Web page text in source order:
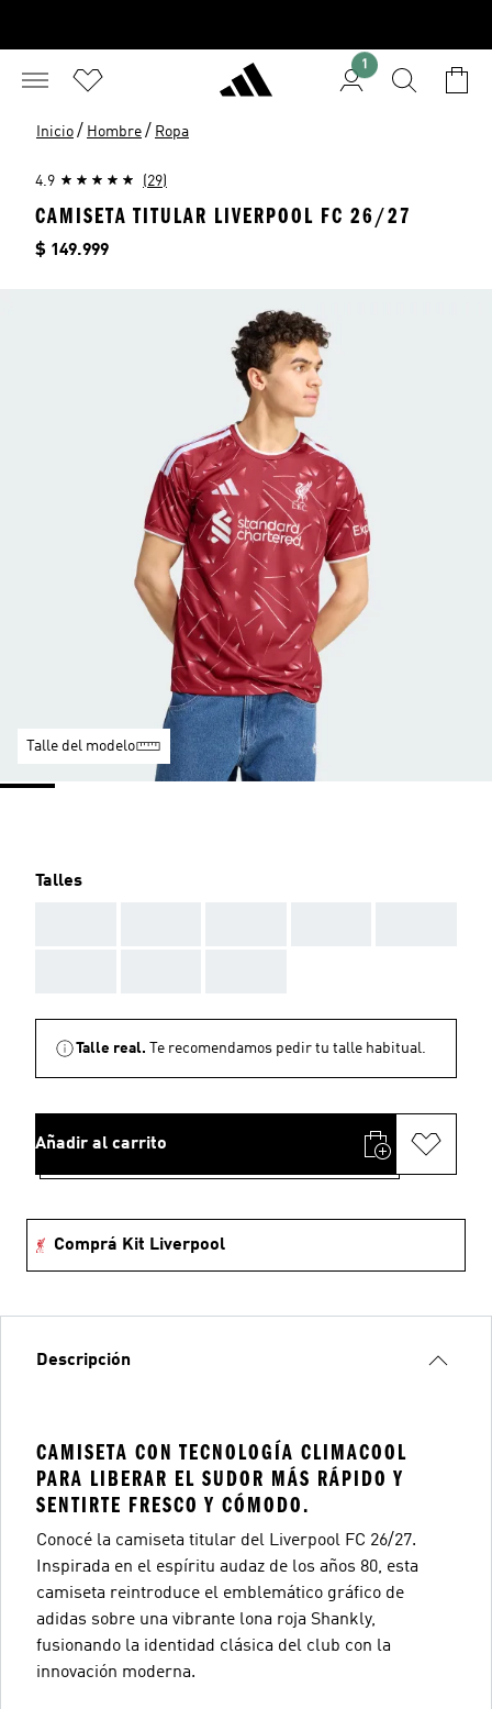
1
Inicio / Hombre / Ropa
4.9 (29)
CAMISETA TITULAR LIVERPOOL FC 26/27
Precio
$ 149.999
Talle del modelo
Talles
Talle real. Te recomendamos pedir tu talle habitual.
Añadir al carrito
Comprá Kit Liverpool
Descripción
CAMISETA CON TECNOLOGÍA CLIMACOOL
PARA LIBERAR EL SUDOR MÁS RÁPIDO Y
SENTIRTE FRESCO Y CÓMODO.
Conocé la camiseta titular del Liverpool FC 26/27.
Inspirada en el espíritu audaz de los años 80, esta
camiseta reintroduce el emblemático gráfico de
adidas sobre una vibrante lona roja Shankly,
fusionando la identidad clásica del club con la
innovación moderna.